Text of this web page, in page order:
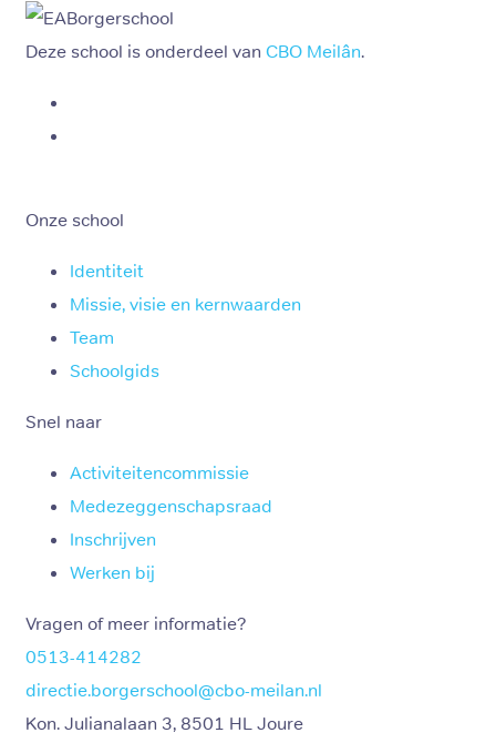
Deze school is onderdeel van CBO Meilân.
Onze school
Identiteit
Missie, visie en kernwaarden
Team
Schoolgids
Snel naar
Activiteitencommissie
Medezeggenschapsraad
Inschrijven
Werken bij
Vragen of meer informatie?
0513-414282
directie.borgerschool@cbo-meilan.nl
Kon. Julianalaan 3, 8501 HL Joure